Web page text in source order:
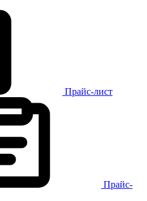
Прайс-лист
Прайс-